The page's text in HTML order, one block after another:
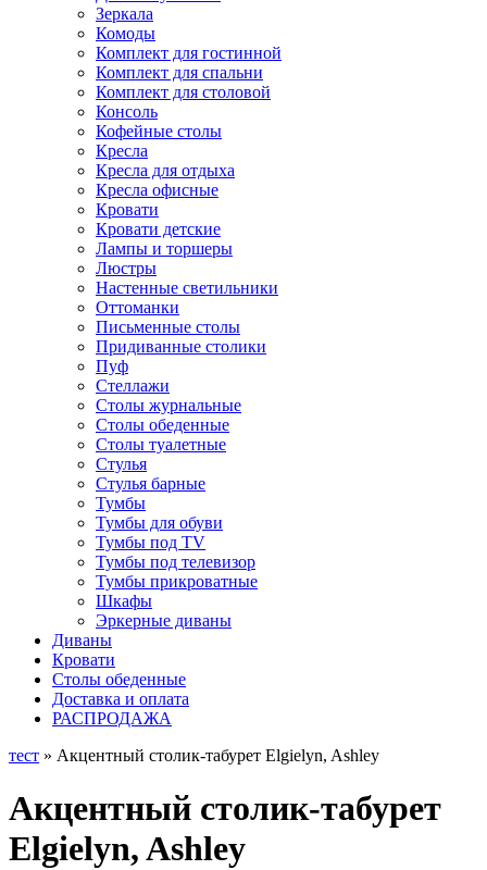
Зеркала
Комоды
Комплект для гостинной
Комплект для спальни
Комплект для столовой
Консоль
Кофейные столы
Кресла
Кресла для отдыха
Кресла офисные
Кровати
Кровати детские
Лампы и торшеры
Люстры
Настенные светильники
Оттоманки
Письменные столы
Придиванные столики
Пуф
Стеллажи
Столы журнальные
Столы обеденные
Столы туалетные
Стулья
Стулья барные
Тумбы
Тумбы для обуви
Тумбы под TV
Тумбы под телевизор
Тумбы прикроватные
Шкафы
Эркерные диваны
Диваны
Кровати
Столы обеденные
Доставка и оплата
РАСПРОДАЖА
тест » Акцентный столик-табурет Elgielyn, Ashley
Акцентный столик-табурет
Elgielyn, Ashley